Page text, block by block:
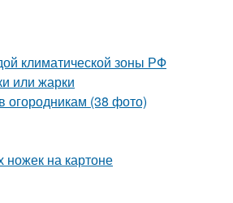
климатической зоны РФ
или жарки
огородникам (38 фото)
на картоне